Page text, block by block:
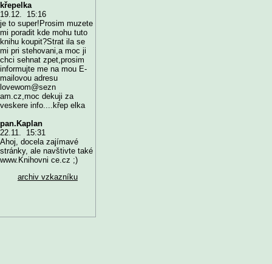
křepelka
19.12. 15:16
je to super!Prosim muzete
mi poradit kde mohu tuto
knihu koupit?Strat ila se
mi pri stehovani,a moc ji
chci sehnat zpet,prosim
informujte me na mou E-
mailovou adresu
lovewom@sezn
am.cz,moc dekuji za
veskere info....křep elka
pan.Kaplan
22.11. 15:31
Ahoj, docela zajímavé
stránky, ale navštivte také
www.Knihovni ce.cz ;)
archiv vzkazníku